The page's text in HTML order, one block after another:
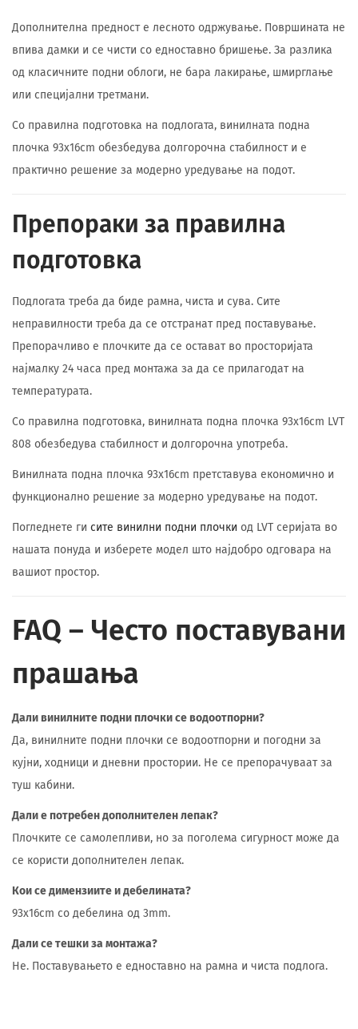
Дополнителна предност е лесното одржување. Површината не
впива дамки и се чисти со едноставно бришење. За разлика
од класичните подни облоги, не бара лакирање, шмирглање
или специјални третмани.
Со правилна подготовка на подлогата, винилната подна
плочка 93x16cm обезбедува долгорочна стабилност и е
практично решение за модерно уредување на подот.
Препораки за правилна
подготовка
Подлогата треба да биде рамна, чиста и сува. Сите
неправилности треба да се отстранат пред поставување.
Препорачливо е плочките да се остават во просторијата
најмалку 24 часа пред монтажа за да се прилагодат на
температурата.
Со правилна подготовка, винилната подна плочка 93x16cm LVT
808 обезбедува стабилност и долгорочна употреба.
Винилната подна плочка 93x16cm претставува економично и
функционално решение за модерно уредување на подот.
Погледнете ги сите винилни подни плочки од LVT серијата во
нашата понуда и изберете модел што најдобро одговара на
вашиот простор.
FAQ – Често поставувани
прашања
Дали винилните подни плочки се водоотпорни?
Да, винилните подни плочки се водоотпорни и погодни за
кујни, ходници и дневни простории. Не се препорачуваат за
туш кабини.
Дали е потребен дополнителен лепак?
Плочките се самолепливи, но за поголема сигурност може да
се користи дополнителен лепак.
Кои се димензиите и дебелината?
93x16cm со дебелина од 3mm.
Дали се тешки за монтажа?
Не. Поставувањето е едноставно на рамна и чиста подлога.